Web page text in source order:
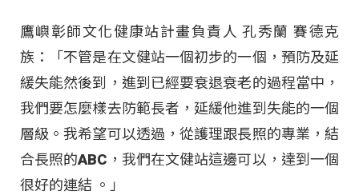
鷹嶼彰師文化健康站計畫負責人 孔秀蘭 賽德克
族：「不管是在文健站一個初步的一個，預防及延
緩失能然後到，進到已經要衰退衰老的過程當中，
我們要怎麼樣去防範長者，延緩他進到失能的一個
層級。我希望可以透過，從護理跟長照的專業，結
合長照的ABC，我們在文健站這邊可以，達到一個
很好的連結 。」